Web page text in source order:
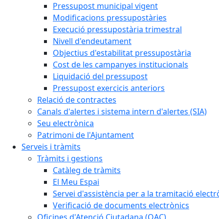
Pressupost municipal vigent
Modificacions pressupostàries
Execució pressupostària trimestral
Nivell d'endeutament
Objectius d'estabilitat pressupostària
Cost de les campanyes institucionals
Liquidació del pressupost
Pressupost exercicis anteriors
Relació de contractes
Canals d'alertes i sistema intern d'alertes (SIA)
Seu electrònica
Patrimoni de l'Ajuntament
Serveis i tràmits
Tràmits i gestions
Catàleg de tràmits
El Meu Espai
Servei d'assistència per a la tramitació
Verificació de documents electrònics